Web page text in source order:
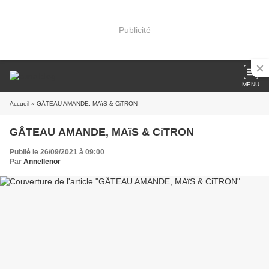
Publicité
MENU
Accueil » GÂTEAU AMANDE, MAïS & CiTRON
GÂTEAU AMANDE, MAïS & CiTRON
Publié le 26/09/2021 à 09:00
Par Annellenor